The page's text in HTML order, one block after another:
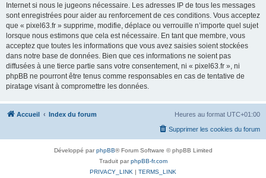
Internet si nous le jugeons nécessaire. Les adresses IP de tous les messages
sont enregistrées pour aider au renforcement de ces conditions. Vous acceptez
que « pixel63.fr » supprime, modifie, déplace ou verrouille n’importe quel sujet
lorsque nous estimons que cela est nécessaire. En tant que membre, vous
acceptez que toutes les informations que vous avez saisies soient stockées
dans notre base de données. Bien que ces informations ne soient pas
diffusées à une tierce partie sans votre consentement, ni « pixel63.fr », ni
phpBB ne pourront être tenus comme responsables en cas de tentative de
piratage visant à compromettre les données.
Accueil Index du forum Heures au format UTC+01:00
Supprimer les cookies du forum
Développé parphpBB® Forum Software © phpBB Limited
Traduit parphpBB-fr.com
PRIVACY_LINK | TERMS_LINK